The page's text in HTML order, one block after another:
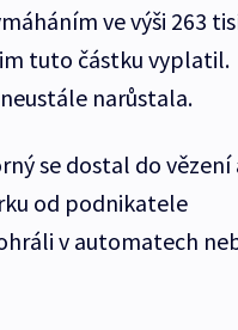
ve výši 263
tuto částku vyplatil.
narůstala.
se dostal do vězení
od podnikatele
v automatech